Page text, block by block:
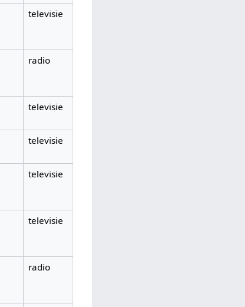
televisie
radio
televisie
televisie
televisie
televisie
radio